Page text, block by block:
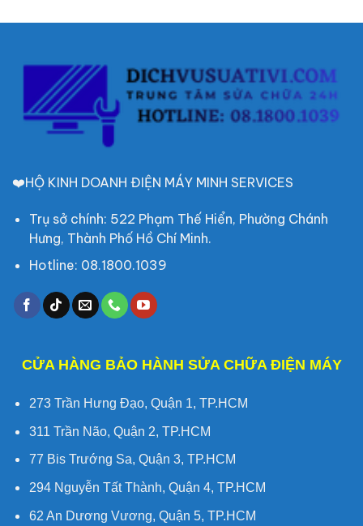
tín,
24/24
–
tín,
chất
báo
❤️HỘ KINH DOANH ĐIỆN MÁY MINH SERVICES
Trụ sở chính: 522 Phạm Thế Hiển, Phường Chánh
Hưng, Thành Phố Hồ Chí Minh.
Hotline: 08.1800.1039
CỬA HÀNG BẢO HÀNH SỬA CHỮA ĐIỆN MÁY
273 Trần Hưng Đạo, Quận 1, TP.HCM
311 Trần Não, Quận 2, TP.HCM
77 Bis Trướng Sa, Quận 3, TP.HCM
294 Nguyễn Tất Thành, Quận 4, TP.HCM
62 An Dương Vương, Quận 5, TP.HCM